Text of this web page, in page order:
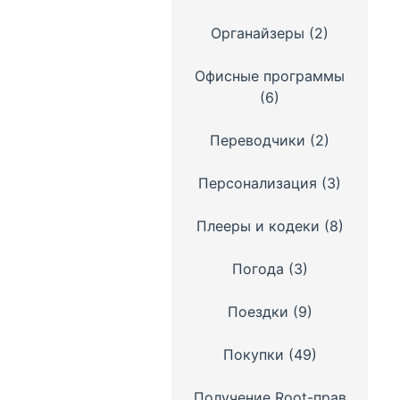
Органайзеры (2)
Офисные программы
(6)
Переводчики (2)
Персонализация (3)
Плееры и кодеки (8)
Погода (3)
Поездки (9)
Покупки (49)